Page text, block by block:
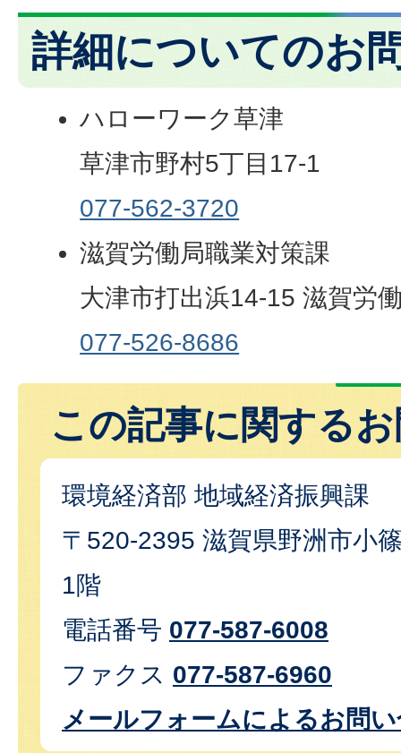
詳細についてのお
ハローワーク草津
草津市野村5丁目17-1
077-562-3720
滋賀労働局職業対策課
大津市打出浜14-15 滋賀労
077-526-8686
この記事に関する
環境経済部 地域経済振興課
〒520-2395 滋賀県野洲市小
1階
電話番号 077-587-6008
ファクス 077-587-6960
メールフォームによるお問